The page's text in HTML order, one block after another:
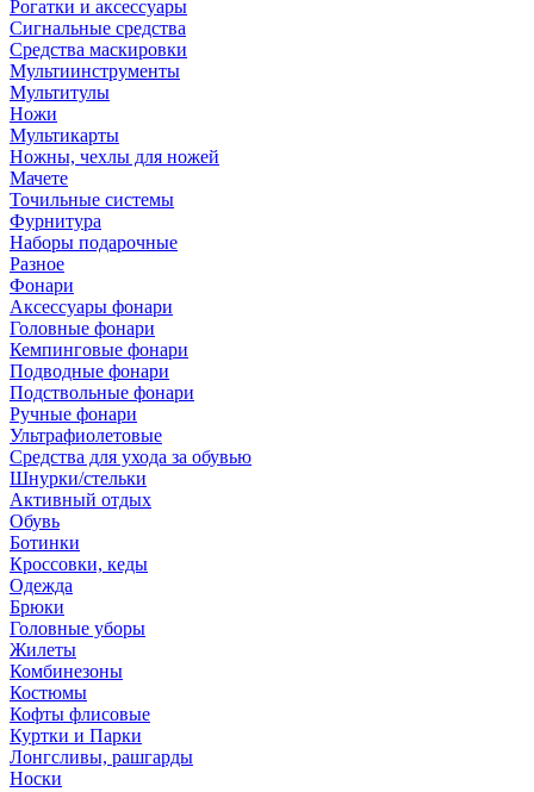
Рогатки и аксессуары
Сигнальные средства
Средства маскировки
Мультиинструменты
Мультитулы
Ножи
Мультикарты
Ножны, чехлы для ножей
Мачете
Точильные системы
Фурнитура
Наборы подарочные
Разное
Фонари
Аксессуары фонари
Головные фонари
Кемпинговые фонари
Подводные фонари
Подствольные фонари
Ручные фонари
Ультрафиолетовые
Средства для ухода за обувью
Шнурки/стельки
Активный отдых
Обувь
Ботинки
Кроссовки, кеды
Одежда
Брюки
Головные уборы
Жилеты
Комбинезоны
Костюмы
Кофты флисовые
Куртки и Парки
Лонгсливы, рашгарды
Носки